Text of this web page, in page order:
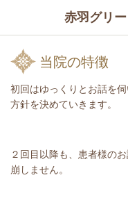
赤羽グリ
当院の特徴
初回はゆっくりとお話を
方針を決めていきます。
２回目以降も、患者様の
崩しません。